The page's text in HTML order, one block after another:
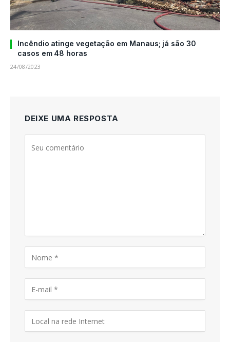
Incêndio atinge vegetação em Manaus; já são 30
casos em 48 horas
24/08/2023
DEIXE UMA RESPOSTA